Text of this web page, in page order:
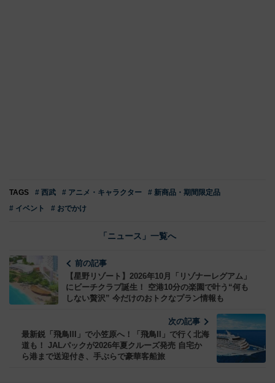
TAGS # 西武 # アニメ・キャラクター
# 新商品・期間限定品
# イベント
# おでかけ
「ニュース」一覧へ
前の記事
【星野リゾート】2026年10月「リゾナーレグアム」
にビーチクラブ誕生！ 空港10分の楽園で叶う“何も
しない贅沢” 今だけのおトクなプラン情報も
次の記事
最新鋭「飛鳥III」で小笠原へ！「飛鳥II」で行く北海
道も！ JALパックが2026年夏クルーズ発売 自宅か
ら港まで送迎付き、手ぶらで豪華客船旅